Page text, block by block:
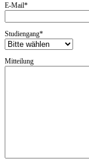
E-Mail*
Studiengang*
Mitteilung